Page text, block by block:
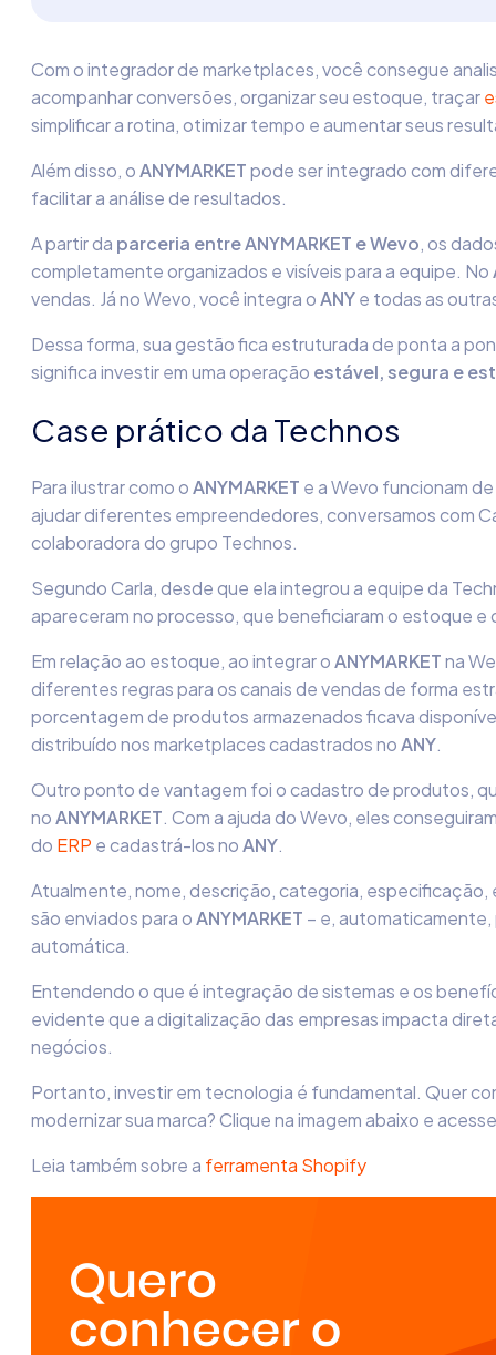
Com o integrador de marketplaces, você consegue
acompanhar conversões, organizar seu estoque, traçar
simplificar a rotina, otimizar tempo e aumentar seus
Além disso, oANYMARKETpode ser integrado com
facilitar a análise de resultados.
A partir da parceria entre ANYMARKET e Wevo, os
completamente organizados e visíveis para a equipe. No
vendas. Já no Wevo, você integra oANYe todas as
Dessa forma, sua gestão fica estruturada de ponta a
significa investir em uma operação estável, segura e
Case prático da Technos
Para ilustrar como oANYMARKET e a Wevo funcionam
ajudar diferentes empreendedores, conversamos com
colaboradora do grupo Technos.
Segundo Carla, desde que ela integrou a equipe da
apareceram no processo, que beneficiaram o estoque
Em relação ao estoque, ao integrar oANYMARKETna
diferentes regras para os canais de vendas de forma
porcentagem de produtos armazenados ficava
distribuído nos marketplaces cadastrados noANY.
Outro ponto de vantagem foi o cadastro de produtos,
noANYMARKET. Com a ajuda do Wevo, eles
do ERP e cadastrá-los noANY.
Atualmente, nome, descrição, categoria,
são enviados para oANYMARKET – e,
automática.
Entendendo o que é integração de sistemas e os
evidente que a digitalização das empresas impacta
negócios.
Portanto, investir em tecnologia é fundamental. Quer
modernizar sua marca? Clique na imagem abaixo e
Leia também sobre a ferramenta Shopify